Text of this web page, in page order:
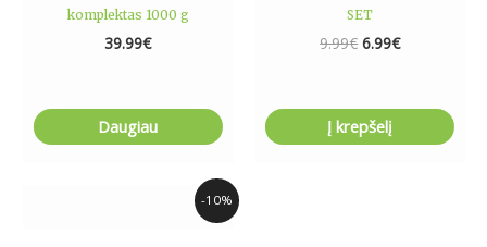
komplektas 1000 g
39.99€
Daugiau
SET
9.99€ 6.99€
Į krepšelį
-10%
Current
price